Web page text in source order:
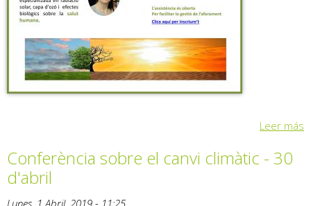
Leer más
Conferència sobre el canvi climàtic - 30
d'abril